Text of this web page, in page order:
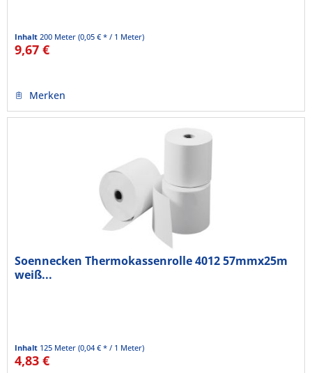
Inhalt 200 Meter(0,05 € * / 1 Meter)
9,67 €
Merken
Soennecken Thermokassenrolle 4012 57mmx25m
weiß...
Inhalt 125 Meter(0,04 € * / 1 Meter)
4,83 €